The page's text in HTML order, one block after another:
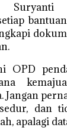
OPD
Jangan
dan
apalagi